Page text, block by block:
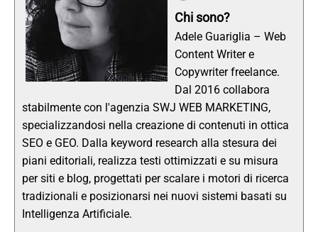
Chi sono?
Adele Guariglia – Web
Content Writer e
Copywriter freelance.
Dal 2016 collabora
stabilmente con l'agenzia SWJ WEB MARKETING,
specializzandosi nella creazione di contenuti in ottica
SEO e GEO. Dalla keyword research alla stesura dei
piani editoriali, realizza testi ottimizzati e su misura
per siti e blog, progettati per scalare i motori di ricerca
tradizionali e posizionarsi nei nuovi sistemi basati su
Intelligenza Artificiale.